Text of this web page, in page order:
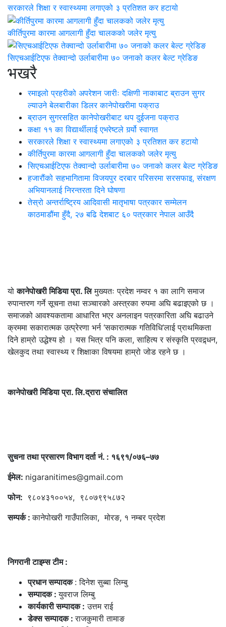
सरकारले शिक्षा र स्वास्थ्यमा लगाएको ३ प्रतिशत कर हटायो
कीर्तिपुरमा कारमा आगलागी हुँदा चालकको जलेर मृत्यु
सिएचआईटिएफ तेक्वान्दो उर्लाबारीमा ७० जनाको कलर बेल्ट ग्रेडिङ
भखरै
रमाइलो प्रहरीको अपरेशन जारीः दक्षिणी नाकाबाट ब्राउन सुगर
ल्याउने बेलबारीका डिलर कानेपोखरीमा पक्राउ
ब्राउन सुगरसहित कानेपोखरीबाट थप दुईजना पक्राउ
कक्षा ११ का विद्यार्थीलाई एभरेष्टले गर्र्यो स्वागत
सरकारले शिक्षा र स्वास्थ्यमा लगाएको ३ प्रतिशत कर हटायो
कीर्तिपुरमा कारमा आगलागी हुँदा चालकको जलेर मृत्यु
सिएचआईटिएफ तेक्वान्दो उर्लाबारीमा ७० जनाको कलर बेल्ट ग्रेडिङ
हजारौंको सहभागितामा विजयपुर दरबार परिसरमा सरसफाइ, संरक्षण
अभियानलाई निरन्तरता दिने घोषणा
तेस्रो अन्तर्राष्ट्रिय आदिवासी मातृभाषा पत्रकार सम्मेलन
काठमाडौंमा हुँदै, २७ बढि देशबाट ६० पत्रकार नेपाल आउँदै
योकानेपोखरी मिडिया प्रा. लिमुख्यतः प्रदेश नम्वर १ का लागि समाज
रुपान्तरण गर्ने सूचना तथा सञ्चारको अस्त्रका रुपमा अघि बढाइएको छ ।
समाजको आवश्यकतामा आधारित भएर अनलाइन पत्रकारिता अघि बढाउने
क्रममा सकारात्मक उत्प्रेरणा भर्न ‘सकारात्मक गतिविधि’लाई प्राथमिकता
दिने हाम्रो उद्धेश्य हो । यस भित्र पनि कला, साहित्य र संस्कृति प्रवद्र्धन,
खेलकुद तथा स्वास्थ्य र शिक्षाका विषयमा हाम्रो जोड रहने छ ।
कानेपोखरी मिडिया प्रा. लि.द्रारा संचालित
सुचना तथा प्रसारण विभाग दर्ता नं. : १६९१/०७६–७७
ईमेल: nigaranitimes@gmail.com
फोन: ९८०४३१००५४, ९८०७९९५८७२
सम्पर्क :कानेपोखरी गाउँपालिका, मोरङ, १ नम्बर प्रदेश
निगरानी टाइम्स टीम :
प्रधान सम्पादक : दिनेश सुब्बा लिम्बु
सम्पादक :युवराज लिम्बु
कार्यकारी सम्पादक : उत्तम राई
डेक्स सम्पादक :राजकुमारी तामाङ